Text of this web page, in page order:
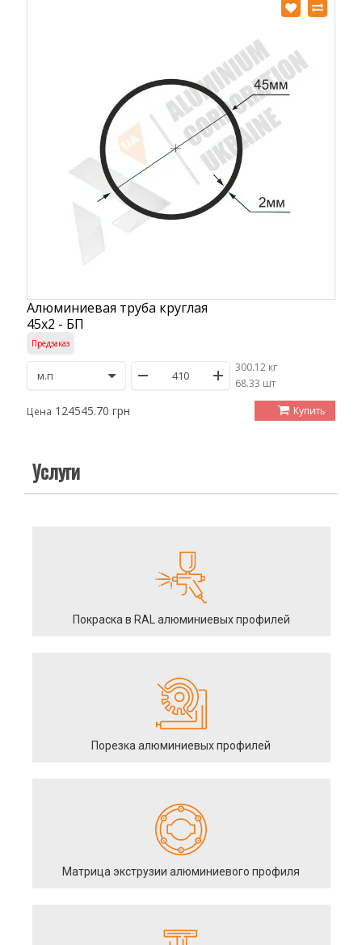
Алюминиевая труба круглая
45х2 - БП
Предзаказ
300.12 кг
/68.33 шт
Цена 124545.70 грн Купить
Услуги
Покраска в RAL алюминиевых профилей
Порезка алюминиевых профилей
Матрица экструзии алюминиевого профиля